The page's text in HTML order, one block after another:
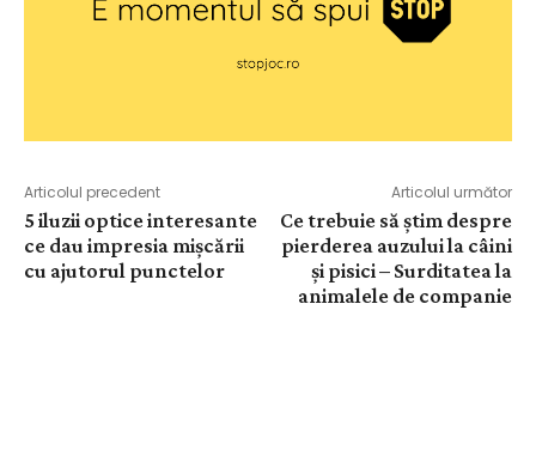
Articolul precedent
5 iluzii optice interesante
ce dau impresia mișcării
cu ajutorul punctelor
Articolul următor
Ce trebuie să știm despre
pierderea auzului la câini
și pisici – Surditatea la
animalele de companie